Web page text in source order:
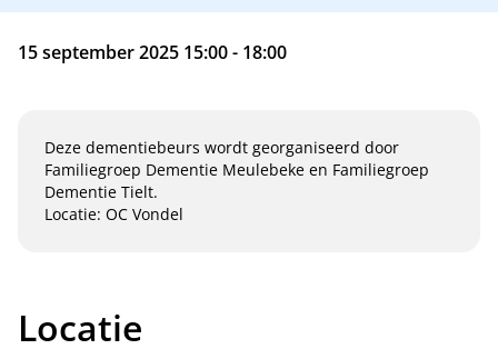
15 september 2025 15:00 - 18:00
Deze dementiebeurs wordt georganiseerd door
Familiegroep Dementie Meulebeke en Familiegroep
Dementie Tielt.
Locatie: OC Vondel
Locatie